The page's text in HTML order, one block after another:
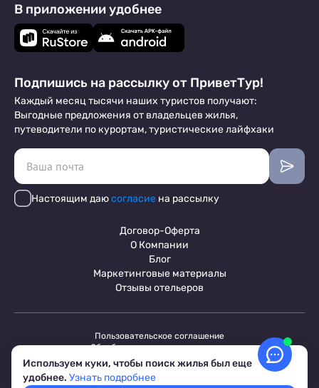
В приложении удобнее
Подпишись на рассылку от ПриветТур!
Каждый месяц тысячи наших туристов получают:
Выгодные предложения от владельцев жилья,
путеводители по курортам, туристические лайфхаки
Настоящим даюсогласие на рассылку
Договор-Оферта
О Компании
Блог
Маркетинговые материалы
Отзывы отельеров
© 2017-2026 ПриветТур™
Российский сервис бронирования жилья, официальный сайт,
Пользовательское соглашение
Обработка персональных данных
Условия бронирования объектов
Используем куки, чтобы поиск жилья был еще
удобнее. Узнать подробнее